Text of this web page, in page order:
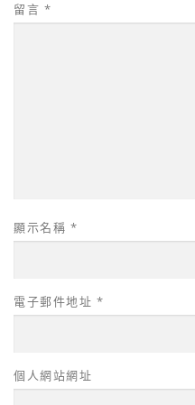
留言 *
顯示名稱 *
電子郵件地址 *
個人網站網址